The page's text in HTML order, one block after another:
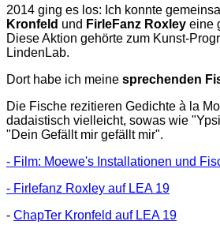
2014 ging es los: Ich konnte
Kronfeld und FirleFanz Roxley eine
Diese Aktion gehörte zum Kunst-
LindenLab.
Dort habe ich meine sprechenden
Die Fische rezitieren Gedichte à la
dadaistisch vielleicht, sowas wie
"Dein Gefällt mir gefällt mir".
- Film: Moewe's Installationen und
- Firlefanz Roxley auf LEA 19
- ChapTer Kronfeld auf LEA 19